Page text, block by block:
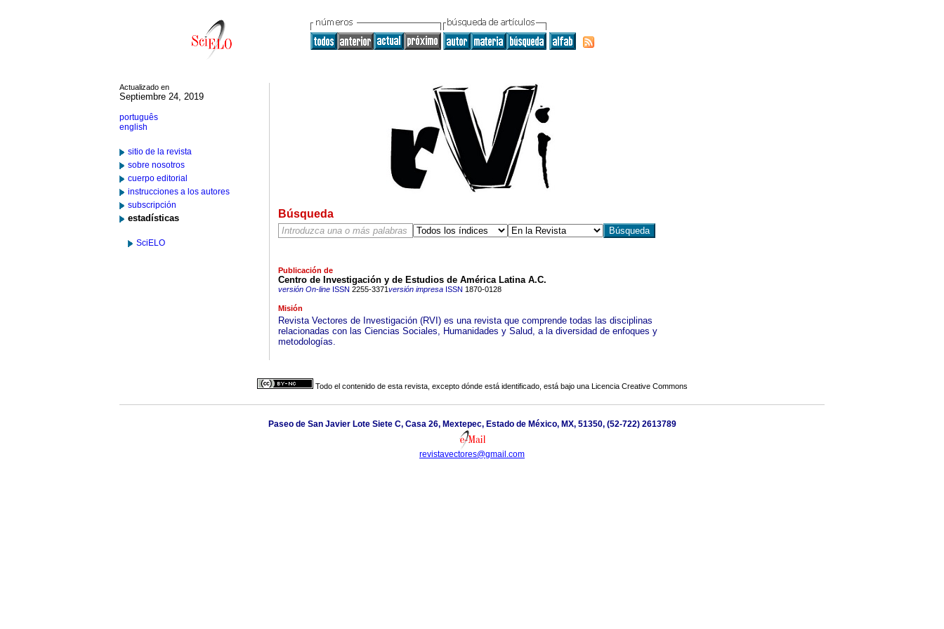
Actualizado en
Septiembre 24, 2019
português
english
sitio de la revista
sobre nosotros
cuerpo editorial
instrucciones a los autores
subscripción
estadísticas
SciELO
Búsqueda
Publicación de
Centro de Investigación y de Estudios de América Latina A.C.
versión On-lineISSN 2255-3371versión impresaISSN 1870-0128
Misión
Revista Vectores de Investigación (RVI) es una revista que comprende todas las disciplinas
relacionadas con las Ciencias Sociales, Humanidades y Salud, a la diversidad de enfoques y
metodologías.
Todo el contenido de esta revista, excepto dónde está identificado, está bajo una Licencia Creative Commons
Paseo de San Javier Lote Siete C, Casa 26, Mextepec, Estado de México, MX, 51350, (52-722) 2613789
revistavectores@gmail.com